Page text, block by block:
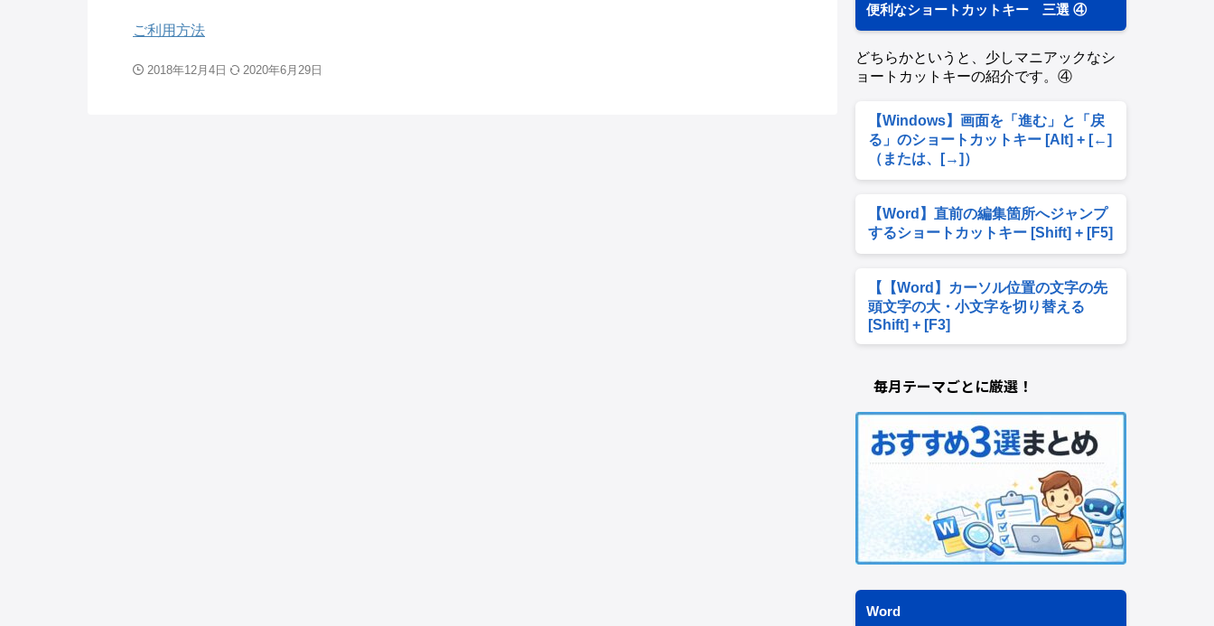
ご利用方法
2018年12月4日 2020年6月29日
便利なショートカットキー 三選 ④
どちらかというと、少しマニアックなシ
ョートカットキーの紹介です。④
【Windows】画面を「進む」と「戻
る」のショートカットキー [Alt] + [←]
（または、[→]）
【Word】直前の編集箇所へジャンプ
するショートカットキー [Shift] + [F5]
【【Word】カーソル位置の文字の先
頭文字の大・小文字を切り替える
[Shift] + [F3]
毎月テーマごとに厳選！
Word